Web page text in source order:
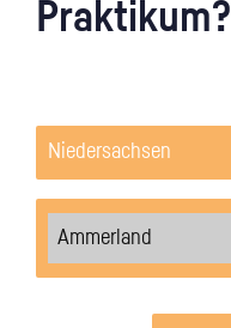
Praktikum?